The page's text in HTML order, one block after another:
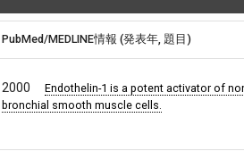
PubMed/MEDLINE情報 (発表年, 題目)
2000
Endothelin-1 is a potent activator of
bronchial smooth muscle cells.